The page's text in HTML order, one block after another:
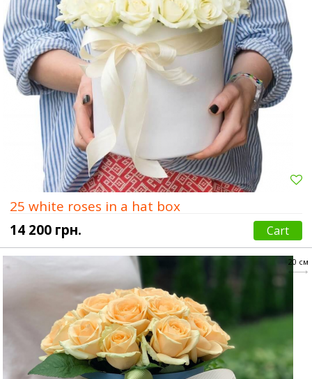
25 white roses in a hat box
14 200 грн.
Cart
20 см